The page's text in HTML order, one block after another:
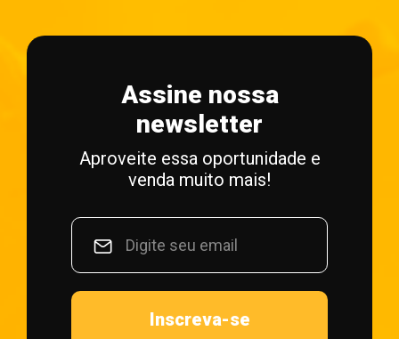
Assine nossa
newsletter
Aproveite essa oportunidade e
venda muito mais!
Inscreva-se